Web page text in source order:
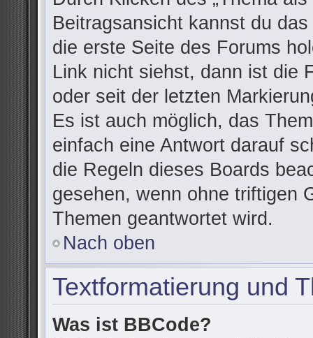
Beitragsansicht kannst du
die erste Seite des Forums
Link nicht siehst, dann ist die
oder seit der letzten
Es ist auch möglich, das
einfach eine Antwort darauf
die Regeln dieses Boards
gesehen, wenn ohne triftigen
Themen geantwortet wird.
Nach oben
Textformatierung und
Was ist BBCode?